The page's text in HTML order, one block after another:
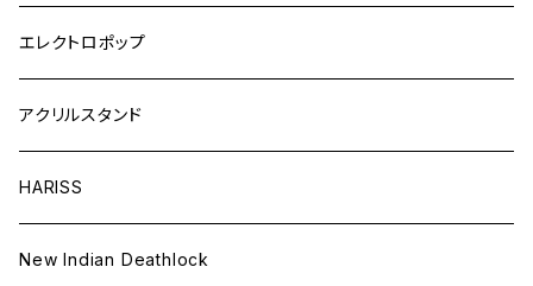
エレクトロポップ
アクリルスタンド
HARISS
New Indian Deathlock